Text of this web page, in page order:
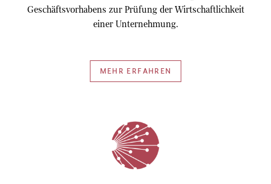
Geschäftsvorhabens zur Prüfung der Wirtschaftlichkeit
einer Unternehmung.
MEHR ERFAHREN